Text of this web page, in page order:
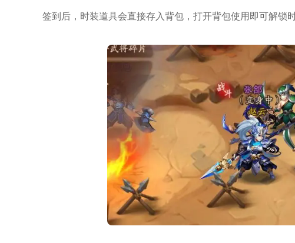
签到后，时装道具会直接存入背包，打开背包使用即可解锁